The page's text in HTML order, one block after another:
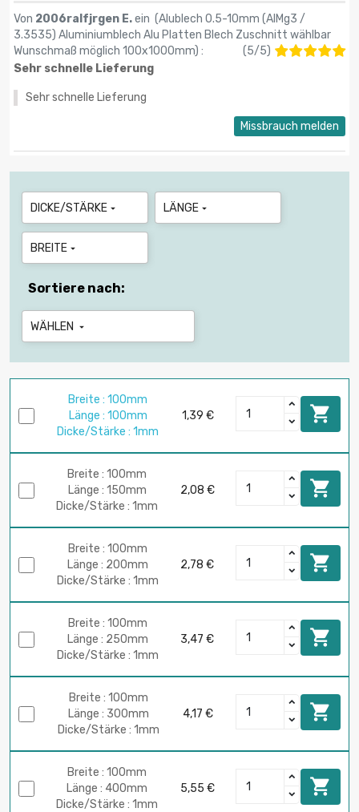
Von 2006ralfjrgen E.ein (Alublech 0.5-10mm (AlMg3 /
3.3535) Aluminiumblech Alu Platten Blech Zuschnitt wählbar
Wunschmaß möglich 100x1000mm) : (5/5)
Sehr schnelle Lieferung
Sehr schnelle Lieferung
Missbrauch melden
DICKE/STÄRKE  LÄNGE 
BREITE 
Sortiere nach:
WÄHLEN 
Breite : 100mm
Länge : 100mm
Dicke/Stärke : 1mm
1,39 € 
Breite : 100mm
Länge : 150mm
Dicke/Stärke : 1mm
2,08 € 
Breite : 100mm
Länge : 200mm
Dicke/Stärke : 1mm
2,78 € 
Breite : 100mm
Länge : 250mm
Dicke/Stärke : 1mm
3,47 € 
Breite : 100mm
Länge : 300mm
Dicke/Stärke : 1mm
4,17 € 
Breite : 100mm
Länge : 400mm
Dicke/Stärke : 1mm
5,55 € 